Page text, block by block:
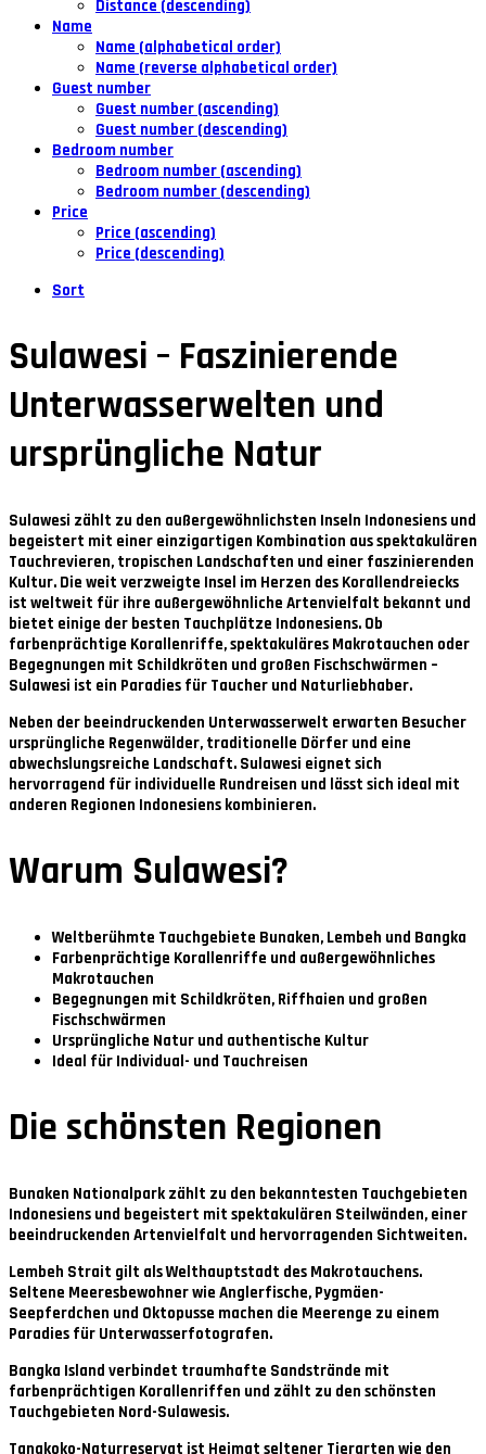
Distance (descending)
Name
Name (alphabetical order)
Name (reverse alphabetical order)
Guest number
Guest number (ascending)
Guest number (descending)
Bedroom number
Bedroom number (ascending)
Bedroom number (descending)
Price
Price (ascending)
Price (descending)
Sort
Sulawesi – Faszinierende
Unterwasserwelten und
ursprüngliche Natur
Sulawesi zählt zu den außergewöhnlichsten Inseln Indonesiens und
begeistert mit einer einzigartigen Kombination aus spektakulären
Tauchrevieren, tropischen Landschaften und einer faszinierenden
Kultur. Die weit verzweigte Insel im Herzen des Korallendreiecks
ist weltweit für ihre außergewöhnliche Artenvielfalt bekannt und
bietet einige der besten Tauchplätze Indonesiens. Ob
farbenprächtige Korallenriffe, spektakuläres Makrotauchen oder
Begegnungen mit Schildkröten und großen Fischschwärmen –
Sulawesi ist ein Paradies für Taucher und Naturliebhaber.
Neben der beeindruckenden Unterwasserwelt erwarten Besucher
ursprüngliche Regenwälder, traditionelle Dörfer und eine
abwechslungsreiche Landschaft. Sulawesi eignet sich
hervorragend für individuelle Rundreisen und lässt sich ideal mit
anderen Regionen Indonesiens kombinieren.
Warum Sulawesi?
Weltberühmte Tauchgebiete Bunaken, Lembeh und Bangka
Farbenprächtige Korallenriffe und außergewöhnliches
Makrotauchen
Begegnungen mit Schildkröten, Riffhaien und großen
Fischschwärmen
Ursprüngliche Natur und authentische Kultur
Ideal für Individual- und Tauchreisen
Die schönsten Regionen
Bunaken Nationalpark zählt zu den bekanntesten Tauchgebieten
Indonesiens und begeistert mit spektakulären Steilwänden, einer
beeindruckenden Artenvielfalt und hervorragenden Sichtweiten.
Lembeh Strait gilt als Welthauptstadt des Makrotauchens.
Seltene Meeresbewohner wie Anglerfische, Pygmäen-
Seepferdchen und Oktopusse machen die Meerenge zu einem
Paradies für Unterwasserfotografen.
Bangka Island verbindet traumhafte Sandstrände mit
farbenprächtigen Korallenriffen und zählt zu den schönsten
Tauchgebieten Nord-Sulawesis.
Tangkoko-Naturreservat ist Heimat seltener Tierarten wie den